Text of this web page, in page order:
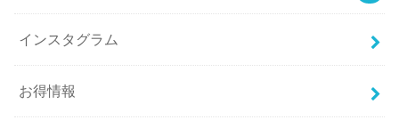
インスタグラム
お得情報